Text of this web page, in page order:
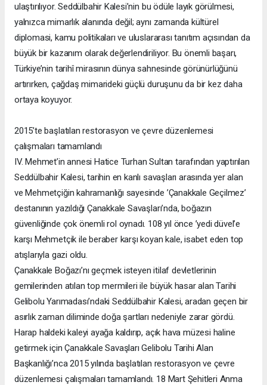
ulaştırılıyor. Seddülbahir Kalesi’nin bu ödüle layık görülmesi,
yalnızca mimarlık alanında değil; aynı zamanda kültürel
diplomasi, kamu politikaları ve uluslararası tanıtım açısından da
büyük bir kazanım olarak değerlendiriliyor. Bu önemli başarı,
Türkiye’nin tarihî mirasının dünya sahnesinde görünürlüğünü
artırırken, çağdaş mimarideki güçlü duruşunu da bir kez daha
ortaya koyuyor.
2015’te başlatılan restorasyon ve çevre düzenlemesi
çalışmaları tamamlandı
IV. Mehmet’in annesi Hatice Turhan Sultan tarafından yaptırılan
Seddülbahir Kalesi, tarihin en kanlı savaşları arasında yer alan
ve Mehmetçiğin kahramanlığı sayesinde ’Çanakkale Geçilmez’
destanının yazıldığı Çanakkale Savaşları’nda, boğazın
güvenliğinde çok önemli rol oynadı. 108 yıl önce ’yedi düvel’e
karşı Mehmetçik ile beraber karşı koyan kale, isabet eden top
atışlarıyla gazi oldu.
Çanakkale Boğazı’nı geçmek isteyen itilaf devletlerinin
gemilerinden atılan top mermileri ile büyük hasar alan Tarihi
Gelibolu Yarımadası’ndaki Seddülbahir Kalesi, aradan geçen bir
asırlık zaman diliminde doğa şartları nedeniyle zarar gördü.
Harap haldeki kaleyi ayağa kaldırıp, açık hava müzesi haline
getirmek için Çanakkale Savaşları Gelibolu Tarihi Alan
Başkanlığı’nca 2015 yılında başlatılan restorasyon ve çevre
düzenlemesi çalışmaları tamamlandı. 18 Mart Şehitleri Anma